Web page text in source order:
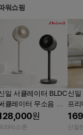
워쇼핑
일 서큘레이터 BLDC
큘레이터 무소음 저
음 가정용 라이트베
지
원
라이스존
신일
프리
드
SIF-
신일